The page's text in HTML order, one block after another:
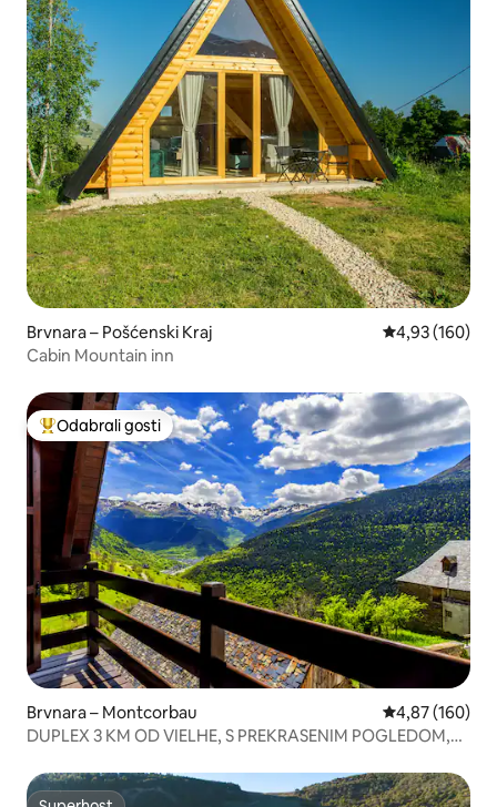
Brvnara – Pošćenski Kraj Prosječna
4,93 (160)
Cabin Mountain inn
Među najviše rangiranima s oznakom „Odabrali gosti”
Odabrali gosti
Brvnara – Montcorbau Prosječna
4,87 (160)
DUPLEX 3 KM OD VIELHE, S PREKRASENIM POGLEDOM,